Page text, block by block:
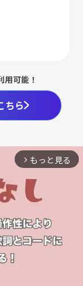
用可能！
ちら
arrow_forward_ios もっと見る